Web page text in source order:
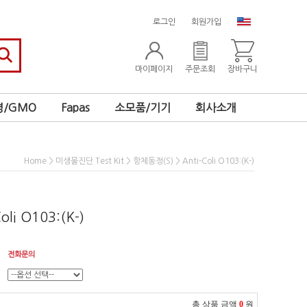
로그인 회원가입
마이페이지 주문조회 장바구니
/GMO Fapas 소모품/기기 회사소개
Home > 미생물진단 Test Kit > 항체동정(S) > Anti-Coli O103:(K-)
O103:(K-)
전화문의
총 상품 금액 0 원